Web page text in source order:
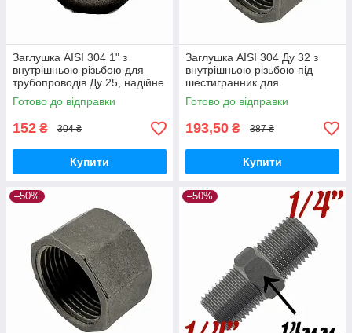
Заглушка AISI 304 1" з
внутрішньою різьбою для
трубопроводів Ду 25, надійне
з'єднання для сантехніки
Готово до відправки
152 ₴ 304 ₴
Купити
Заглушка AISI 304 Ду 32 з
внутрішньою різьбою під
шестигранник для
трубопроводів, 1 1/4"
Готово до відправки
193,50 ₴ 387 ₴
Купити
–50% –50%